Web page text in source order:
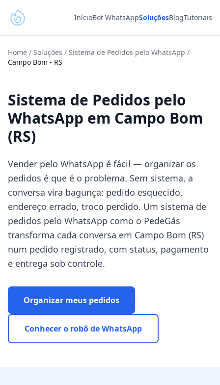
InícioBot WhatsAppSoluçõesBlogTutoriais
Home / Soluções / Sistema de Pedidos pelo WhatsApp /
Campo Bom - RS
Sistema de Pedidos pelo
WhatsApp em Campo Bom
(RS)
Vender pelo WhatsApp é fácil — organizar os
pedidos é que é o problema. Sem sistema, a
conversa vira bagunça: pedido esquecido,
endereço errado, troco perdido. Um sistema de
pedidos pelo WhatsApp como o PedeGás
transforma cada conversa em Campo Bom (RS)
num pedido registrado, com status, pagamento
e entrega sob controle.
Organizar meus pedidos
Conhecer o robô de WhatsApp